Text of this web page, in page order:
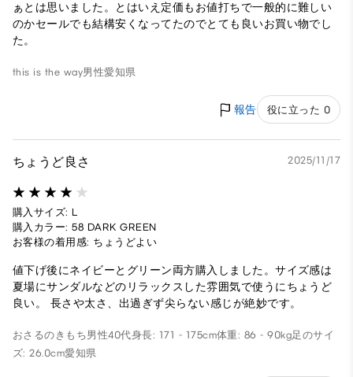
ぁとは思いました。とはいえ定価もお値打ちで一般的に難しい
のかセールでも結構安くなってたのでとても良いお買い物でし
た。
this is the way男性愛知県
報告 役に立った 0
ちょうど良さ 2025/11/17
購入サイズ: L
購入カラー: 58 DARK GREEN
お客様の着用感: ちょうどよい
値下げ後にネイビーとグリーン両方購入しました。サイズ感は
夏場にサンダルなどのリラックスした雰囲気で使うにちょうど
良い。 長さや太さ、出過ぎず尖らない感じが絶妙です。
おさるのきもち男性40代身長: 171 - 175cm体重: 86 - 90kg足のサイ
ズ: 26.0cm愛知県